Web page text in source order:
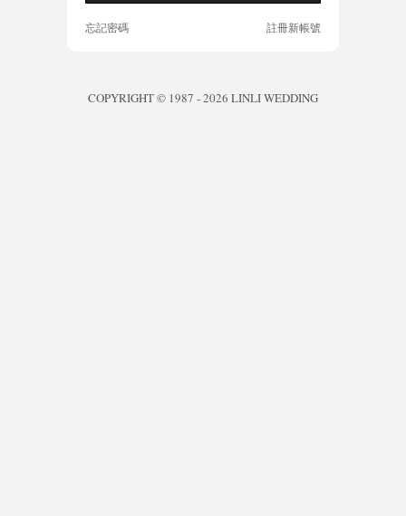
忘記密碼 註冊新帳號
COPYRIGHT © 1987 - 2026 LINLI WEDDING